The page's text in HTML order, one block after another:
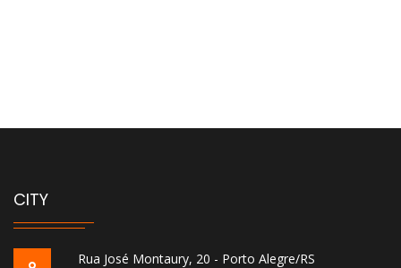
CITY
Rua José Montaury, 20 - Porto Alegre/RS